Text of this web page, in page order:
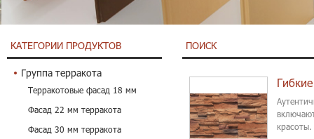
КАТЕГОРИИ ПРОДУКТОВ
Группа терракота
Терракотовые фасад 18 мм
Фасад 22 мм терракота
Фасад 30 мм терракота
ПОИСК
красоты.